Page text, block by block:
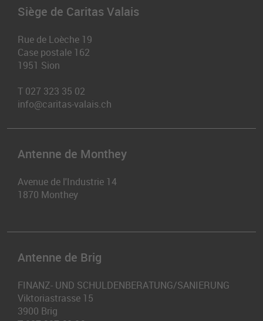
Siège de Caritas Valais
Rue de Loèche 19
Case postale 162
1951 Sion
T 027 323 35 02
info@caritas-valais.ch
Antenne de Monthey
Avenue de l'Industrie 14
1870 Monthey
Antenne de Brig
FINANZ- UND SCHULDENBERATUNG/SANIERUNG
Viktoriastrasse 15
3900 Brig